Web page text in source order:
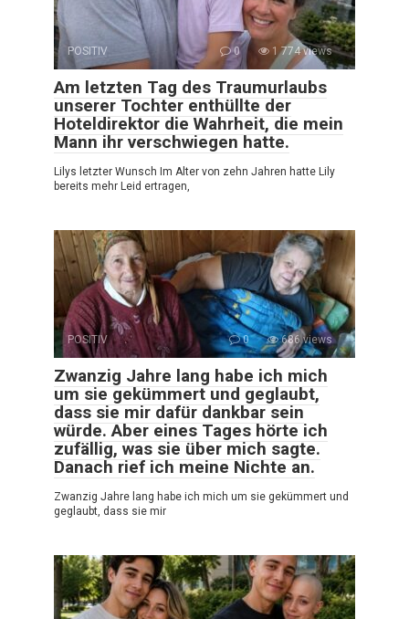
POSITIV 0 1 774 views
Am letzten Tag des Traumurlaubs
unserer Tochter enthüllte der
Hoteldirektor die Wahrheit, die mein
Mann ihr verschwiegen hatte.
Lilys letzter Wunsch Im Alter von zehn Jahren hatte Lily
bereits mehr Leid ertragen,
POSITIV 0 686 views
Zwanzig Jahre lang habe ich mich
um sie gekümmert und geglaubt,
dass sie mir dafür dankbar sein
würde. Aber eines Tages hörte ich
zufällig, was sie über mich sagte.
Danach rief ich meine Nichte an.
Zwanzig Jahre lang habe ich mich um sie gekümmert und
geglaubt, dass sie mir